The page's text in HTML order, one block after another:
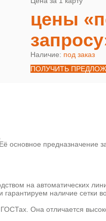
цены
Наличие: под заказ
ПОЛУЧИТЬ
предназначение
на автоматических
наличие сетки
Она отличается